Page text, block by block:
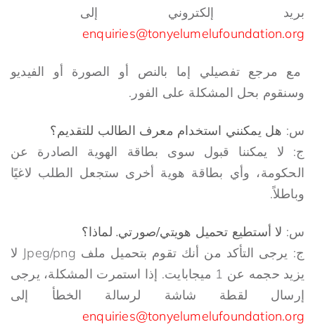
بريد إلكتروني إلى
enquiries@tonyelumelufoundation.org
مع مرجع تفصيلي إما بالنص أو الصورة أو الفيديو
وسنقوم بحل المشكلة على الفور.
س: هل يمكنني استخدام معرف الطالب للتقديم؟
ج: لا يمكننا قبول سوى بطاقة الهوية الصادرة عن
الحكومة، وأي بطاقة هوية أخرى ستجعل الطلب لاغيًا
وباطلاً.
س: لا أستطيع تحميل هويتي/صورتي. لماذا؟
ج: يرجى التأكد من أنك تقوم بتحميل ملف Jpeg/png لا
يزيد حجمه عن 1 ميجابايت. إذا استمرت المشكلة، يرجى
إرسال لقطة شاشة لرسالة الخطأ إلى
enquiries@tonyelumelufoundation.org